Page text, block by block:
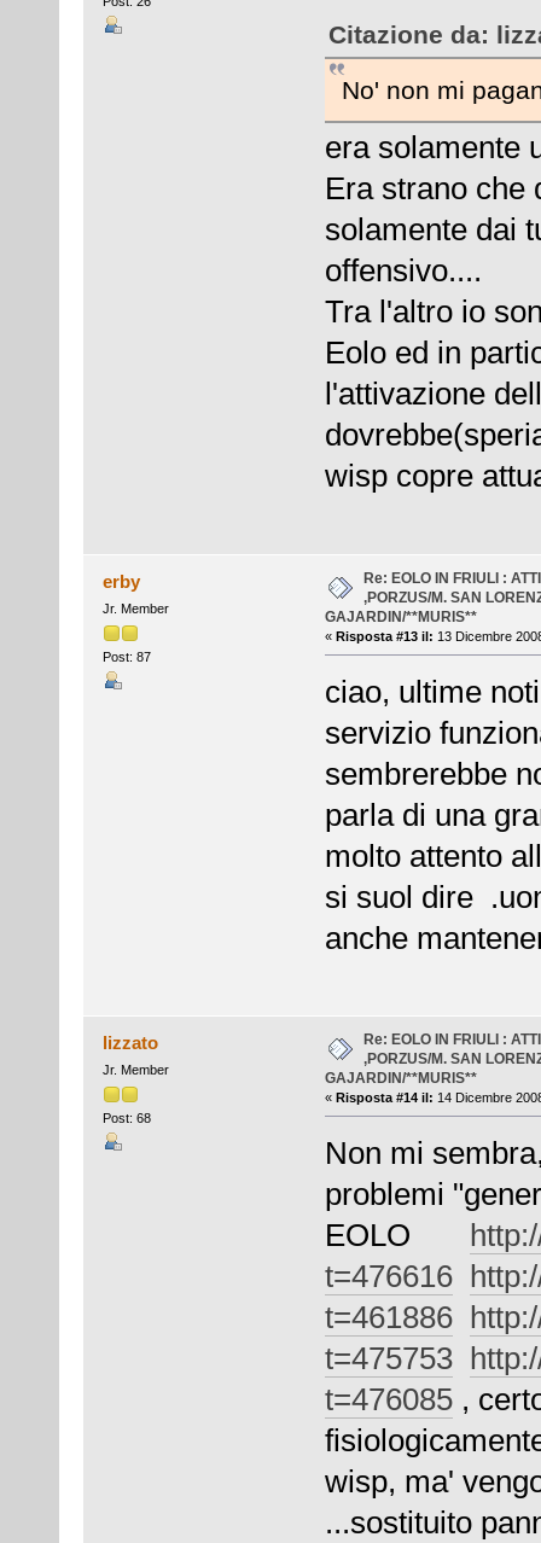
Citazione da:
No' non mi
era solamente
Era strano che
solamente dai
offensivo....
Tra l'altro io
Eolo ed in
l'attivazione
wisp copre
erby
Jr. Member
Post: 87
Re: EOLO IN FRIULI :
,PORZUS/M. SAN
GAJARDIN/**MURIS**
« Risposta #13 il: 13 Dicembre
ciao, ultime
servizio
sembrerebbe
parla di una
molto attento
si suol dire
anche
lizzato
Jr. Member
Post: 68
Re: EOLO IN FRIULI :
,PORZUS/M. SAN
GAJARDIN/**MURIS**
« Risposta #14 il: 14 Dicembre
Non mi
problemi
EOLO
t=476616
t=461886
t=475753
t=476085,
wisp, ma'
...sostituito